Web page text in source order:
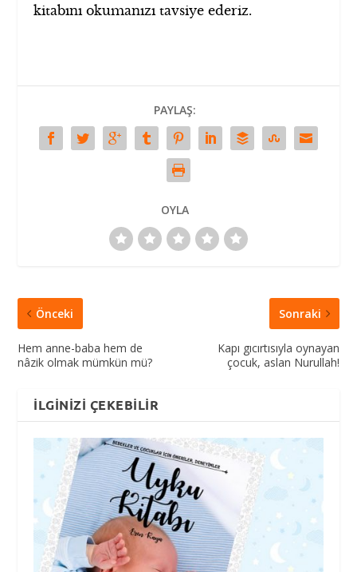
kitabını okumanızı tavsiye ederiz.
PAYLAŞ:
OYLA
Önceki
Hem anne-baba hem de
nâzik olmak mümkün mü?
Sonraki
Kapı gıcırtısıyla oynayan
çocuk, aslan Nurullah!
İLGINIZI ÇEKEBILIR